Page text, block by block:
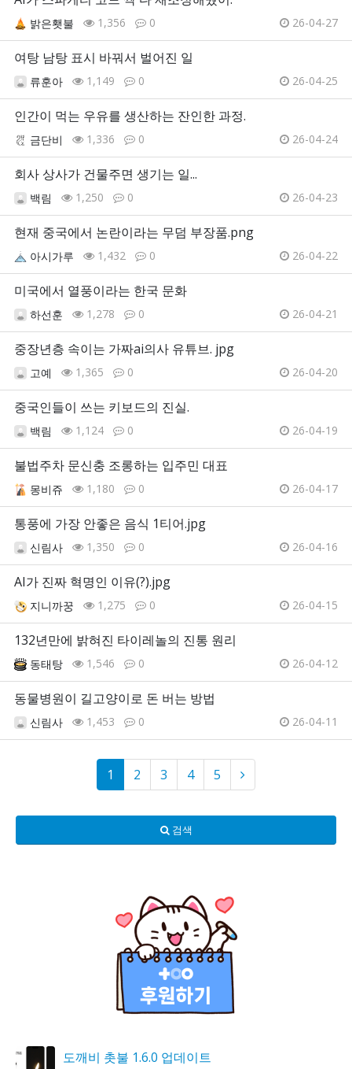
밝은횃불 1,356 0 26-04-27
여탕 남탕 표시 바꿔서 벌어진 일
류훈아 1,149 0 26-04-25
인간이 먹는 우유를 생산하는 잔인한 과정.
금단비 1,336 0 26-04-24
회사 상사가 건물주면 생기는 일...
백림 1,250 0 26-04-23
현재 중국에서 논란이라는 무덤 부장품.png
아시가루 1,432 0 26-04-22
미국에서 열풍이라는 한국 문화
하선훈 1,278 0 26-04-21
중장년층 속이는 가짜ai의사 유튜브. jpg
고예 1,365 0 26-04-20
중국인들이 쓰는 키보드의 진실.
백림 1,124 0 26-04-19
불법주차 문신충 조롱하는 입주민 대표
몽비쥬 1,180 0 26-04-17
통풍에 가장 안좋은 음식 1티어.jpg
신림사 1,350 0 26-04-16
AI가 진짜 혁명인 이유(?).jpg
지니까꿍 1,275 0 26-04-15
132년만에 밝혀진 타이레놀의 진통 원리
동태탕 1,546 0 26-04-12
동물병원이 길고양이로 돈 버는 방법
신림사 1,453 0 26-04-11
1 2 3 4 5
검색
도깨비 촛불 1.6.0 업데이트